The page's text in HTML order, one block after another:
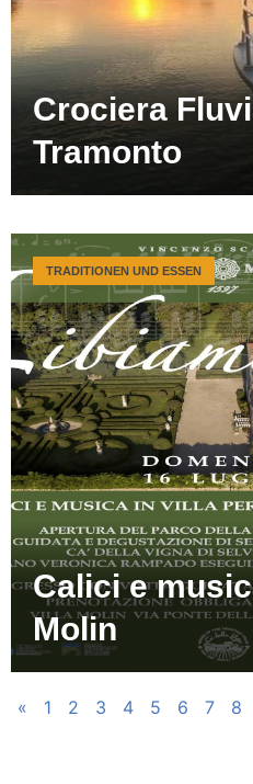
Crociera
Tramonto
Calici e
Molin
TRADITIONEN UND ESSEN
« 1 2 3 4 5 6 7 8